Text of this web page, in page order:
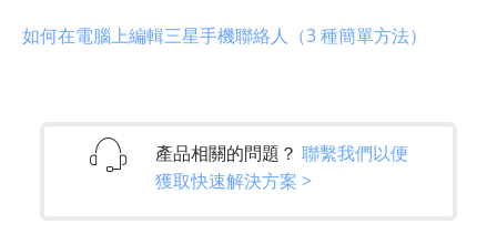
如何在電腦上編輯三星手機聯絡人（3 種簡單方法）
產品相關的問題？ 聯繫我們以便
獲取快速解決方案 >